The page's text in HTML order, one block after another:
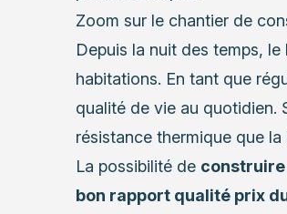
Zoom sur le chantier de
Depuis la nuit des temps,
habitations. En tant que
qualité de vie au quotidien.
résistance thermique que la
La possibilité de construire
bon rapport qualité prix